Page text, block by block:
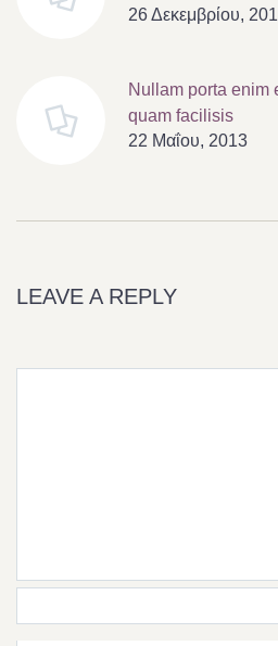
26 Δεκεμβρίου,
Nullam porta enim
quam facilisis
22 Μαΐου, 2013
LEAVE A REPLY